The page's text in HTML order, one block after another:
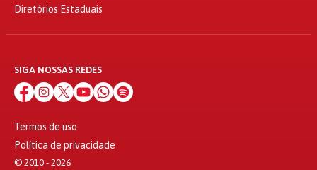
Diretórios Estaduais
SIGA NOSSAS REDES
Termos de uso
Política de privacidade
© 2010 - 2026